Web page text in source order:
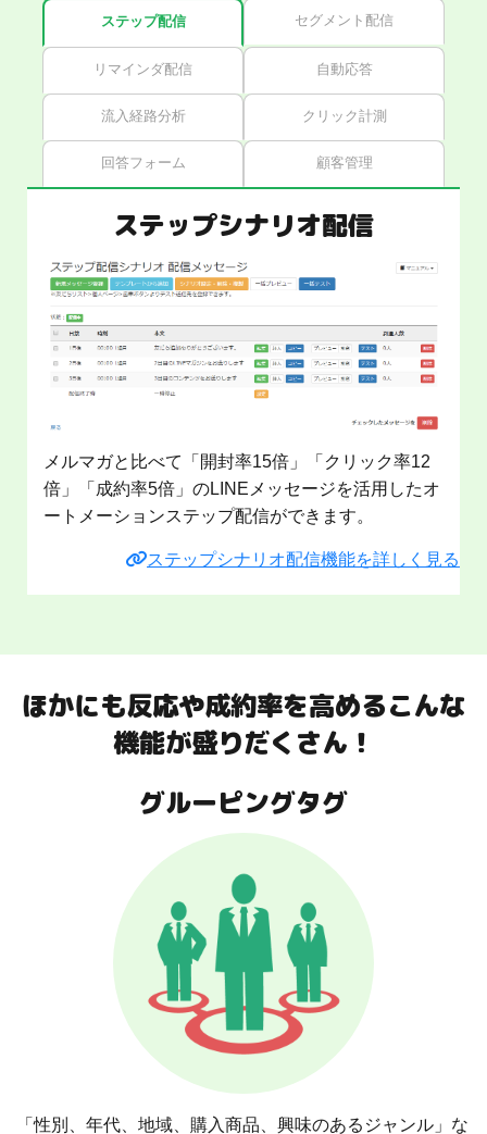
ステップ配信 セグメント配信
リマインダ配信 自動応答
流入経路分析 クリック計測
回答フォーム 顧客管理
ステップシナリオ配信
メルマガと比べて「開封率15倍」「クリック率12
倍」「成約率5倍」のLINEメッセージを活用したオ
ートメーションステップ配信ができます。
ステップシナリオ配信機能を詳しく見る
ほかにも反応や成約率を高めるこんな
機能が盛りだくさん！
グルーピングタグ
「性別、年代、地域、購入商品、興味のあるジャンル」な